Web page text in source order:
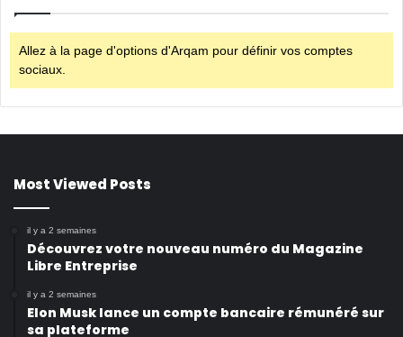
Allez à la page d'options d'Arqam pour définir vos comptes
sociaux.
Most Viewed Posts
il y a 2 semaines
Découvrez votre nouveau numéro du Magazine
Libre Entreprise
il y a 2 semaines
Elon Musk lance un compte bancaire rémunéré sur
sa plateforme